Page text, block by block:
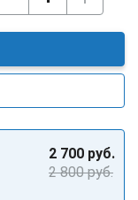
2 800 руб.
2 700 руб.